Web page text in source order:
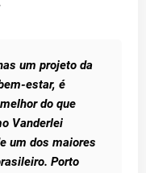
um projeto da
estar, é
do que
Vanderlei
um dos maiores
Porto